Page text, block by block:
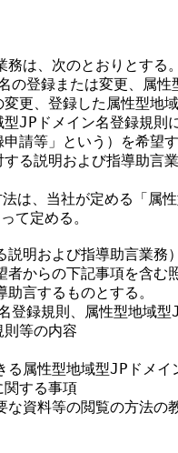
は、次のとおりとする
の登録または変更、属
更、登録した属性型地
JPドメイン名登録規則
請等」という）を希望
る説明および指導助言
は、当社が定める「属
て定める。
説明および指導助言業務
からの下記事項を含む
言するものとする。
登録規則、属性型地域
等の内容
る属性型地域型JPドメ
する事項
な資料等の閲覧の方法の